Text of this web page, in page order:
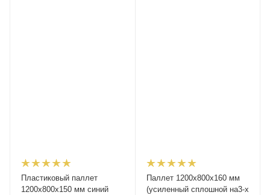
Пластиковый паллет
1200х800х150 мм синий
Паллет 1200х800х160 мм
(усиленный cплошной на3-х